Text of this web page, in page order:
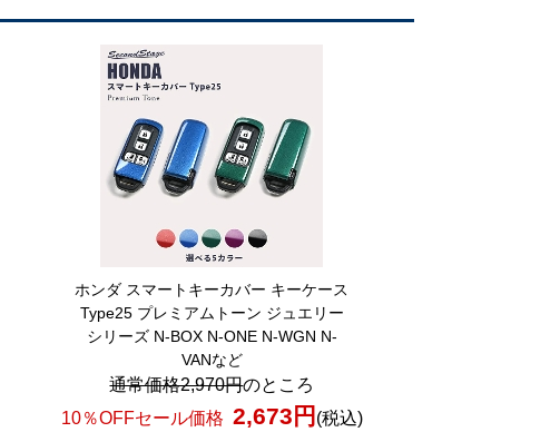
ホンダ スマートキーカバー キーケース
Type25 プレミアムトーン ジュエリー
シリーズ N-BOX N-ONE N-WGN N-
VANなど
通常価格2,970円のところ
10％OFFセール価格 2,673円 (税込)